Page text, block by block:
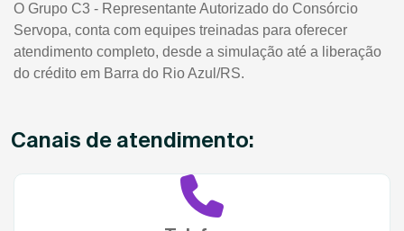
O Grupo C3 - Representante Autorizado do Consórcio
Servopa, conta com equipes treinadas para oferecer
atendimento completo, desde a simulação até a liberação
do crédito em Barra do Rio Azul/RS.
Canais de atendimento: